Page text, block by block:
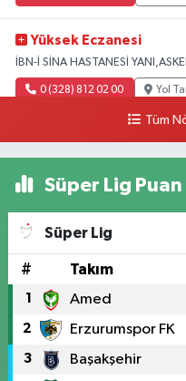
Yüksek Eczanesi
İBN-İ SİNA HASTANESİ
0 (328) 812 02 00 Yol
Tüm
Süper Lig
Süper Lig
# Takım
1 Amed
2 Erzurumspor FK
3 Başakşehir